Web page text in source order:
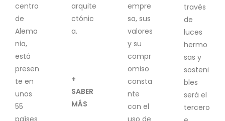
centro
de
Alema
nia,
está
presen
te en
unos
55
países
arquite
ctónic
a.
+
SABER
MÁS
empre
sa, sus
valores
y su
compr
omiso
consta
nte
con el
uso de
través
de
luces
hermo
sas y
sosteni
bles
será el
tercero